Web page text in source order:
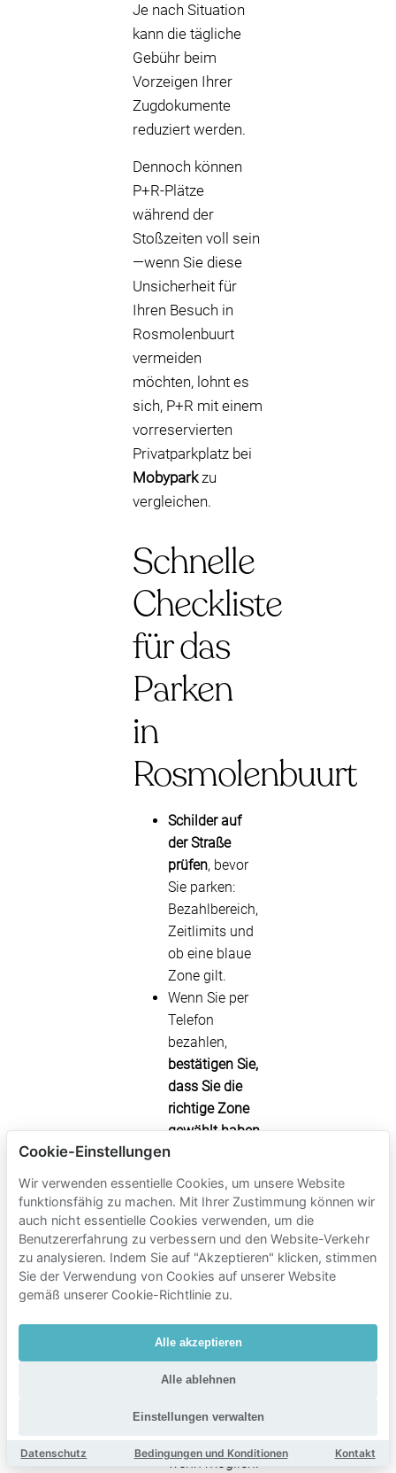
Je nach Situation
kann die tägliche
Gebühr beim
Vorzeigen Ihrer
Zugdokumente
reduziert werden.
Dennoch können
P+R-Plätze
während der
Stoßzeiten voll sein
—wenn Sie diese
Unsicherheit für
Ihren Besuch in
Rosmolenbuurt
vermeiden
möchten, lohnt es
sich, P+R mit einem
vorreservierten
Privatparkplatz bei
Mobyparkzu
vergleichen.
Schnelle
Checkliste
für das
Parken
in
Rosmolenbuurt
Schilder auf
der Straße
prüfen, bevor
Sie parken:
Bezahlbereich,
Zeitlimits und
ob eine blaue
Zone gilt.
Wenn Sie per
Telefon
bezahlen,
bestätigen Sie,
dass Sie die
richtige Zone
gewählt haben
und denken Sie
daran, Ihre
Sitzung zu
beenden, wenn
Sie gehen.
Für längere
Aufenthalte
oder Garagen
in Betracht
reservieren Sie
wenn möglich.
Cookie-Einstellungen
Wir verwenden essentielle Cookies, um unsere Website
funktionsfähig zu machen. Mit Ihrer Zustimmung können wir
auch nicht essentielle Cookies verwenden, um die
Benutzererfahrung zu verbessern und den Website-Verkehr
zu analysieren. Indem Sie auf "Akzeptieren" klicken, stimmen
Sie der Verwendung von Cookies auf unserer Website
gemäß unserer Cookie-Richtlinie zu.
Alle akzeptieren
Alle ablehnen
Einstellungen verwalten
Datenschutz Bedingungen und Konditionen Kontakt